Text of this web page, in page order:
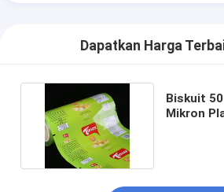
Dapatkan Harga
Biskuit
Mikron